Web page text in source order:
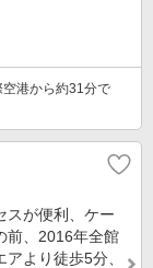
港から約31分で
スが便利、ケー
前、2016年全館
より徒歩5分、